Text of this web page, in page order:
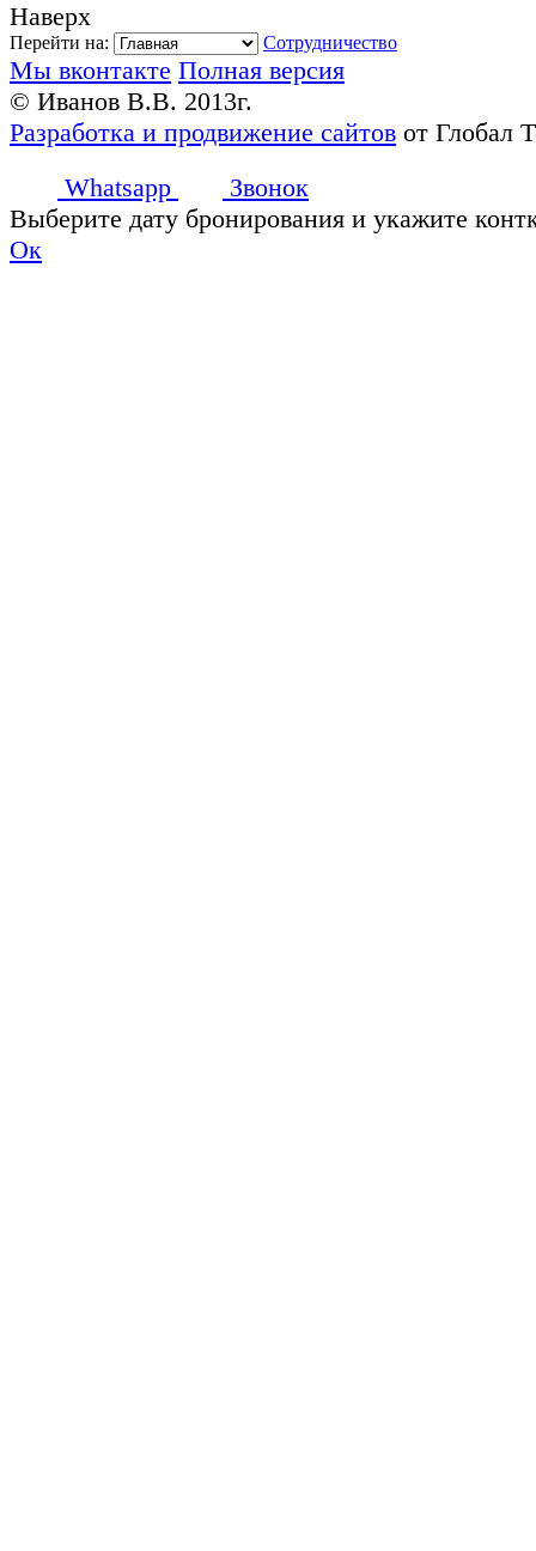
Наверх
Перейти на: Сотрудничество
Мы вконтакте Полная версия
© Иванов В.В. 2013г.
Разработка и продвижение сайтов от Глобал
Whatsapp
Звонок
Выберите дату бронирования и укажите
Ок